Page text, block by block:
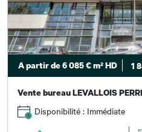
A partir de 6 085 € m² HD 1
Vente bureau LEVALLOIS
Disponibilité : Immédiate